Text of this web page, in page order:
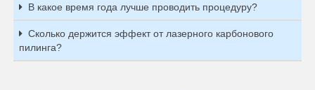
В какое время года лучше проводить процедуру?
Сколько держится эффект от лазерного карбонового
пилинга?